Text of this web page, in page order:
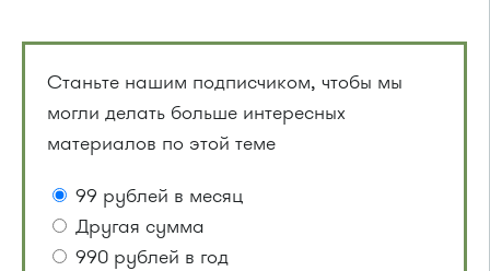
Станьте нашим подписчиком, чтобы мы
могли делать больше интересных
материалов по этой теме
99 рублей в месяц
Другая сумма
990 рублей в год